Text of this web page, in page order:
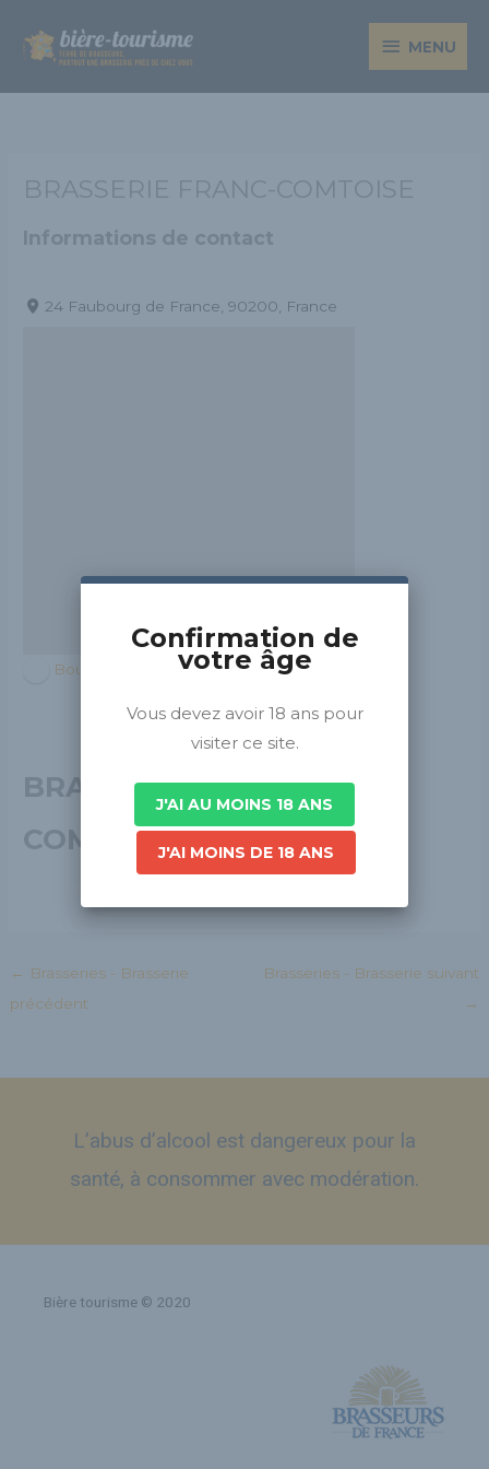
contenu
MENU
MENU
BRASSERIE FRANC-COMTOISE
Informations de contact
24 Faubourg de France, 90200, France
Bourgogne-Franche-Comté
BRASSERIE FRANC-
COMTOISE
← Brasseries - Brasserie
précédent
Brasseries - Brasserie suivant
→
L’abus d’alcool est dangereux pour la
santé, à consommer avec modération.
Bière tourisme © 2020
Confirmation de
votre âge
Vous devez avoir 18 ans pour
visiter ce site.
J'AI AU MOINS 18 ANS
J'AI MOINS DE 18 ANS